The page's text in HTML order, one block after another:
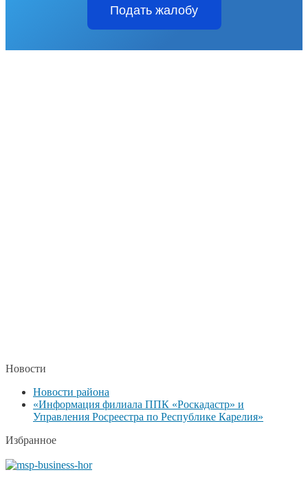
Подать жалобу
Новости
Новости района
«Информация филиала ППК «Роскадастр» и
Управления Росреестра по Республике Карелия»
Избранное